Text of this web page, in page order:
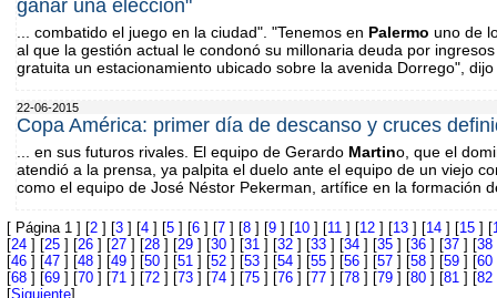
ganar una elección"
... combatido el juego en la ciudad". "Tenemos en Palermo uno de
al que la gestión actual le condonó su millonaria deuda por
gratuita un estacionamiento ubicado sobre la avenida Dorrego",
22-06-2015
Copa América: primer día de descanso y cruces
... en sus futuros rivales. El equipo de Gerardo Martino, que el
atendió a la prensa, ya palpita el duelo ante el equipo de un viejo
como el equipo de José Néstor Pekerman, artífice en la formación
[ Página 1 ] [2 ] [3 ] [4 ] [5 ] [6 ] [7 ] [8 ] [9 ] [10 ] [11 ] [12 ] [13 ] [14 ] [15 ] [
[24 ] [25 ] [26 ] [27 ] [28 ] [29 ] [30 ] [31 ] [32 ] [33 ] [34 ] [35 ] [36 ] [37 ] [38
[46 ] [47 ] [48 ] [49 ] [50 ] [51 ] [52 ] [53 ] [54 ] [55 ] [56 ] [57 ] [58 ] [59 ] [60
[68 ] [69 ] [70 ] [71 ] [72 ] [73 ] [74 ] [75 ] [76 ] [77 ] [78 ] [79 ] [80 ] [81 ] [82
[Siguiente]